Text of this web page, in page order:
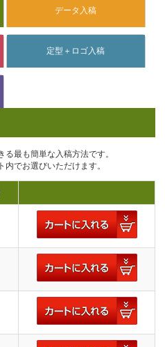
最も簡単な入稿方法です。
でお選びいただけます。